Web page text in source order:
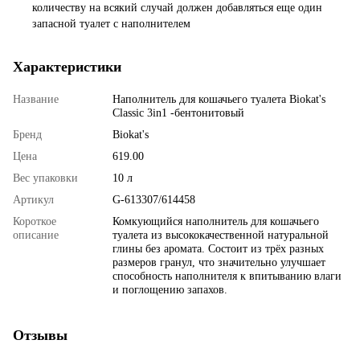
количеству на всякий случай должен добавляться еще один
запасной туалет с наполнителем
Характеристики
Название
Наполнитель для кошачьего туалета Biokat's
Classic 3in1 -бентонитовый
Бренд
Biokat's
Цена
619.00
Вес упаковки
10 л
Артикул
G-613307/614458
Короткое
описание
Комкующийся наполнитель для кошачьего
туалета из высококачественной натуральной
глины без аромата. Состоит из трёх разных
размеров гранул, что значительно улучшает
способность наполнителя к впитыванию влаги
и поглощению запахов.
Отзывы